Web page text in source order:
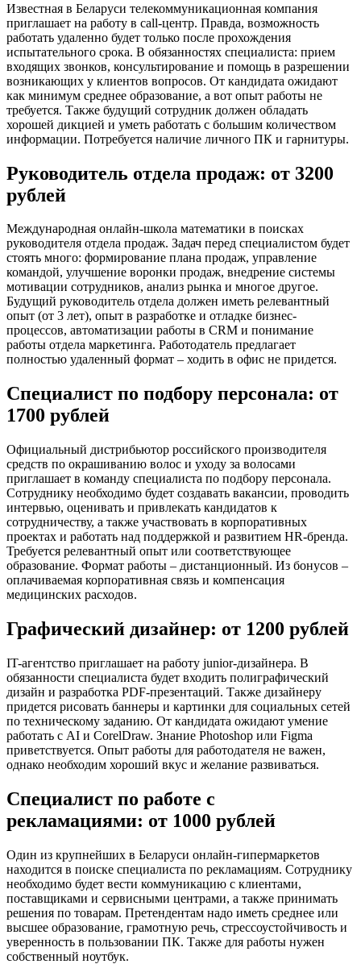
Известная в Беларуси телекоммуникационная компания
приглашает на работу в call-центр. Правда, возможность
работать удаленно будет только после прохождения
испытательного срока. В обязанностях специалиста: прием
входящих звонков, консультирование и помощь в разрешении
возникающих у клиентов вопросов. От кандидата ожидают
как минимум среднее образование, а вот опыт работы не
требуется. Также будущий сотрудник должен обладать
хорошей дикцией и уметь работать с большим количеством
информации. Потребуется наличие личного ПК и гарнитуры.
Руководитель отдела продаж: от 3200
рублей
Международная онлайн-школа математики в поисках
руководителя отдела продаж. Задач перед специалистом будет
стоять много: формирование плана продаж, управление
командой, улучшение воронки продаж, внедрение системы
мотивации сотрудников, анализ рынка и многое другое.
Будущий руководитель отдела должен иметь релевантный
опыт (от 3 лет), опыт в разработке и отладке бизнес-
процессов, автоматизации работы в CRM и понимание
работы отдела маркетинга. Работодатель предлагает
полностью удаленный формат – ходить в офис не придется.
Специалист по подбору персонала: от
1700 рублей
Официальный дистрибьютор российского производителя
средств по окрашиванию волос и уходу за волосами
приглашает в команду специалиста по подбору персонала.
Сотруднику необходимо будет создавать вакансии, проводить
интервью, оценивать и привлекать кандидатов к
сотрудничеству, а также участвовать в корпоративных
проектах и работать над поддержкой и развитием HR-бренда.
Требуется релевантный опыт или соответствующее
образование. Формат работы – дистанционный. Из бонусов –
оплачиваемая корпоративная связь и компенсация
медицинских расходов.
Графический дизайнер: от 1200 рублей
IT-агентство приглашает на работу junior-дизайнера. В
обязанности специалиста будет входить полиграфический
дизайн и разработка PDF-презентаций. Также дизайнеру
придется рисовать баннеры и картинки для социальных сетей
по техническому заданию. От кандидата ожидают умение
работать с AI и CorelDraw. Знание Photoshop или Figma
приветствуется. Опыт работы для работодателя не важен,
однако необходим хороший вкус и желание развиваться.
Специалист по работе с
рекламациями: от 1000 рублей
Один из крупнейших в Беларуси онлайн-гипермаркетов
находится в поиске специалиста по рекламациям. Сотруднику
необходимо будет вести коммуникацию с клиентами,
поставщиками и сервисными центрами, а также принимать
решения по товарам. Претендентам надо иметь среднее или
высшее образование, грамотную речь, стрессоустойчивость и
уверенность в пользовании ПК. Также для работы нужен
собственный ноутбук.